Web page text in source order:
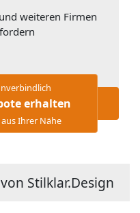
und weiteren Firmen
erhalten
Ihrer Nähe
Stilklar.Design